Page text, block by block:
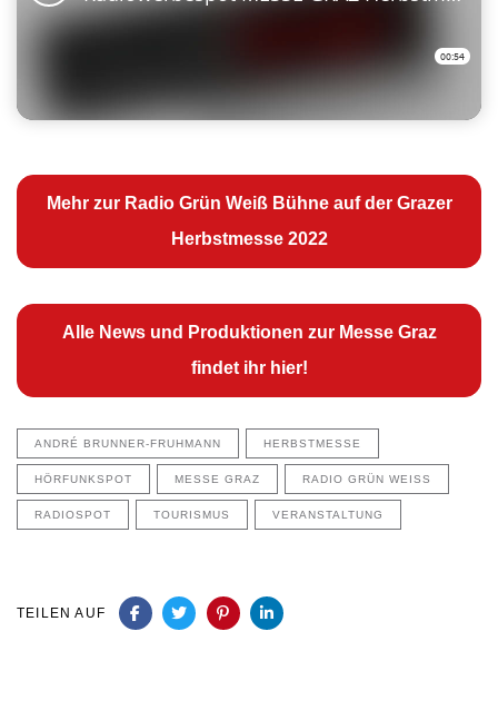
Mehr zur Radio Grün Weiß Bühne auf der Grazer
Herbstmesse 2022
Alle News und Produktionen zur Messe Graz
findet ihr hier!
ANDRÉ BRUNNER-FRUHMANN HERBSTMESSE
HÖRFUNKSPOT MESSE GRAZ RADIO GRÜN WEISS
RADIOSPOT TOURISMUS VERANSTALTUNG
TEILEN AUF